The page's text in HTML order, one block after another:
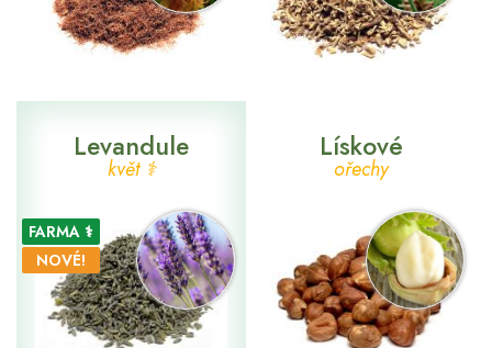
Levandule
květ ⚕
FARMA ⚕
NOVÉ!
Lískové
ořechy